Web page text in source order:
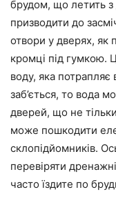
брудом, що летить
призводити до
отвори у дверях, як
кромці під гумкою.
воду, яка
заб’ється, то вода
дверей, що не
може пошкодити
склопідйомників.
перевіряти
часто їздите по